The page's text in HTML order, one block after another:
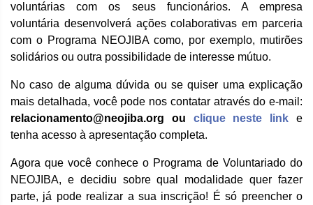
voluntárias com os seus funcionários. A empresa
voluntária desenvolverá ações colaborativas em parceria
com o Programa NEOJIBA como, por exemplo, mutirões
solidários ou outra possibilidade de interesse mútuo.
No caso de alguma dúvida ou se quiser uma explicação
mais detalhada, você pode nos contatar através do e-mail:
relacionamento@neojiba.org ou clique neste link e
tenha acesso à apresentação completa.
Agora que você conhece o Programa de Voluntariado do
NEOJIBA, e decidiu sobre qual modalidade quer fazer
parte, já pode realizar a sua inscrição! É só preencher o